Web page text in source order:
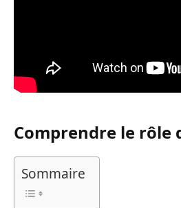
Comprendre le rôle
Sommaire